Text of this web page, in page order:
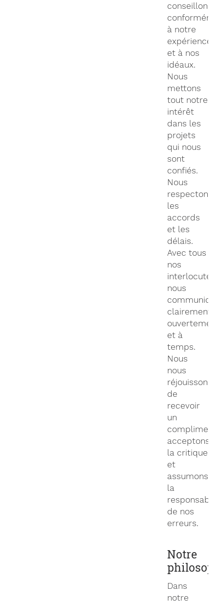
conseillons
à notre
expérience
et à nos
idéaux.
Nous
mettons
tout notre
intérêt
dans les
projets
qui nous
sont
confiés.
Nous
respectons
les
accords
et les
délais.
Avec tous
nos
nous
clairement,
et à
temps.
Nous
nous
réjouissons
de
recevoir
un
compliment,
acceptons
la critique
et
assumons
la
de nos
erreurs.
Notre
Dans
notre